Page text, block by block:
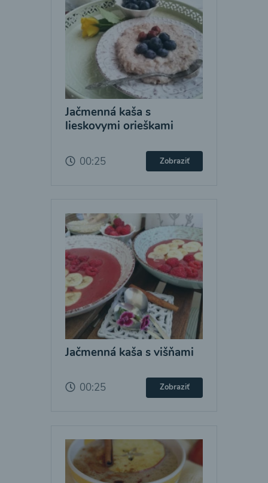
Jačmenná kaša s
lieskovymi orieškami
00:25 Zobraziť
Jačmenná kaša s višňami
00:25 Zobraziť